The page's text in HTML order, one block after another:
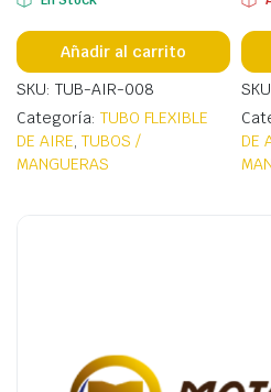
Añadir al carrito
SKU: TUB-AIR-008
Categoría: TUBO FLEXIBLE
DE AIRE, TUBOS /
MANGUERAS
DE